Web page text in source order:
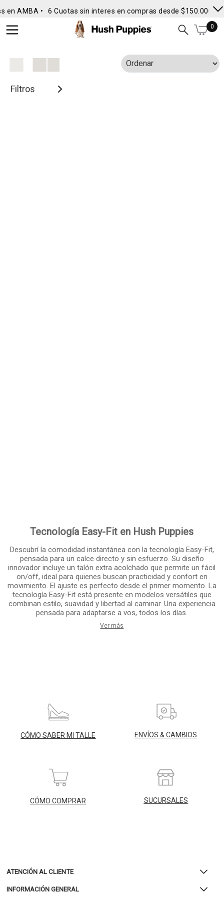
en AMBA • 6 Cuotas sin interes en compras desde $150.000 •
0
Filtros
Tecnología Easy-Fit en Hush Puppies
Descubrí la comodidad instantánea con la tecnología Easy-Fit,
pensada para un calce directo y sin esfuerzo. Su diseño
innovador incluye un talón extra acolchado que permite un fácil
on/off, ideal para quienes buscan practicidad y confort en
movimiento. El ajuste es perfecto desde el primer momento. La
tecnología Easy-Fit está presente en modelos versátiles que
combinan estilo, suavidad y libertad al caminar. Una experiencia
pensada para adaptarse a vos, todos los días.
Ver más
CÓMO SABER MI TALLE ENVÍOS & CAMBIOS
CÓMO COMPRAR SUCURSALES
ATENCIÓN AL CLIENTE
INFORMACIÓN GENERAL